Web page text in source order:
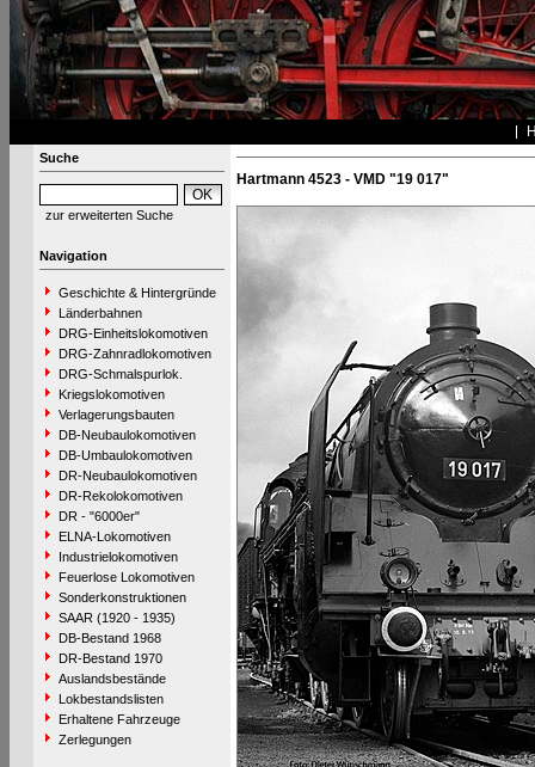
Suche
zur erweiterten Suche
Navigation
Geschichte & Hintergründe
Länderbahnen
DRG-Einheitslokomotiven
DRG-Zahnradlokomotiven
DRG-Schmalspurlok.
Kriegslokomotiven
Verlagerungsbauten
DB-Neubaulokomotiven
DB-Umbaulokomotiven
DR-Neubaulokomotiven
DR-Rekolokomotiven
DR - "6000er"
ELNA-Lokomotiven
Industrielokomotiven
Feuerlose Lokomotiven
Sonderkonstruktionen
SAAR (1920 - 1935)
DB-Bestand 1968
DR-Bestand 1970
Auslandsbestände
Lokbestandslisten
Erhaltene Fahrzeuge
Zerlegungen
Hartmann 4523 - VMD "19 017"